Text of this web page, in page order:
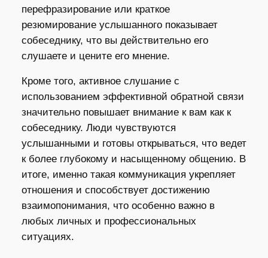
перефразирование или краткое
резюмирование услышанного показывает
собеседнику, что вы действительно его
слушаете и цените его мнение.
Кроме того, активное слушание с
использованием эффективной обратной связи
значительно повышает внимание к вам как к
собеседнику. Люди чувствуются
услышанными и готовы открываться, что ведет
к более глубокому и насыщенному общению. В
итоге, именно такая коммуникация укрепляет
отношения и способствует достижению
взаимопонимания, что особенно важно в
любых личных и профессиональных
ситуациях.